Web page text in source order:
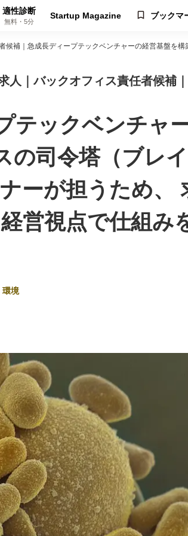
適性診断
無料・5分
Startup Magazine ブックマ
候補｜急成長ディープテックベンチャーの経営基盤を構
人｜バックオフィス責任者候補
テックベンチャ
の司令塔（ブレ
ーが担うため、
営視点で仕組み
環境